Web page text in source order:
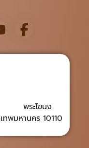
ง พระโขนง
านคร 10110